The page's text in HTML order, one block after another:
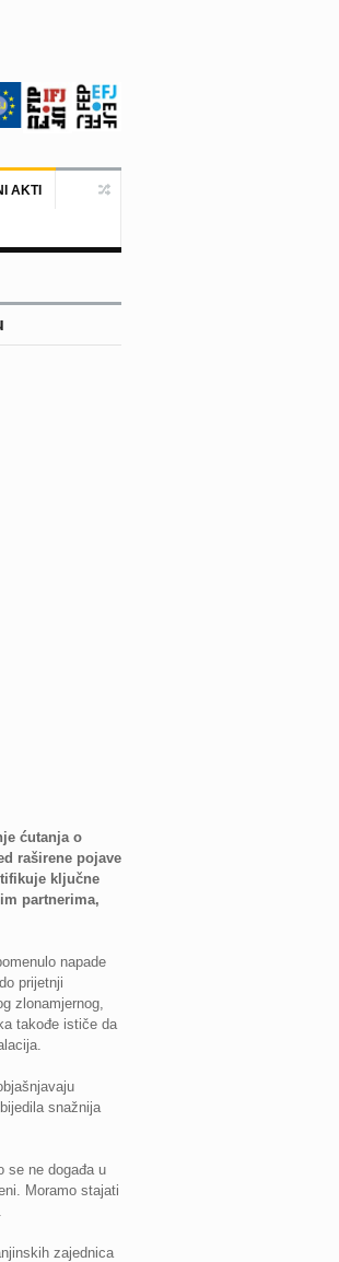
AKTI
ćutanja o
raširene pojave
ključne
partnerima,
napade
prijetnji
zlonamjernog,
takođe ističe da
snažnija
se ne događa u
Moramo stajati
zajednica